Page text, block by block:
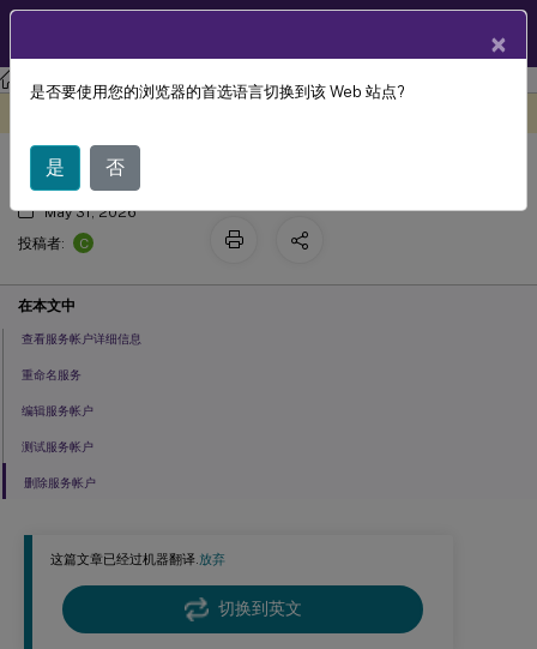
这篇文章已经过机器翻译.放弃
切换到英文
管理服务帐户
May 31, 2026
投稿者:
C
在本文中
查看服务帐户详细信息
重命名服务
编辑服务帐户
测试服务帐户
删除服务帐户
×
是否要使用您的浏览器的首选语言切换到该 Web 站点?
是 否